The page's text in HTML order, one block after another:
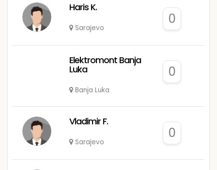
Haris K.
Sarajevo
0
Elektromont Banja
Luka
Banja Luka
0
Vladimir F.
Sarajevo
0